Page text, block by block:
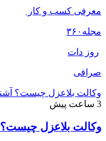
معرفی کسب و کار
مجله ۳۶۰
روز دات
صرافی
وکالت بلاعزل چیست؟
3 ساعت پیش
وکالت بلاعزل چیست؟